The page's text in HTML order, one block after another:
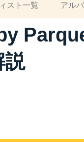
スト一覧 アル
説